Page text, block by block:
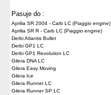
Pasuje do :
Aprilia SR 2004 - Carb LC (Piaggio engine)
Aprilia SR R - Carb LC (Piaggio engine)
Derbi Atlantis Bullet
Derbi GP1 LC
Derbi GP1 Revolution LC
Gilera DNA LC
Gilera Easy Moving
Gilera Ice
Gilera Runner LC
Gilera Runner SP LC